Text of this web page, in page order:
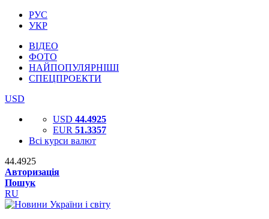
РУС
УКР
ВІДЕО
ФОТО
НАЙПОПУЛЯРНІШІ
СПЕЦПРОЕКТИ
USD
USD 44.4925
EUR 51.3357
Всі курси валют
44.4925
Авторизація
Пошук
RU